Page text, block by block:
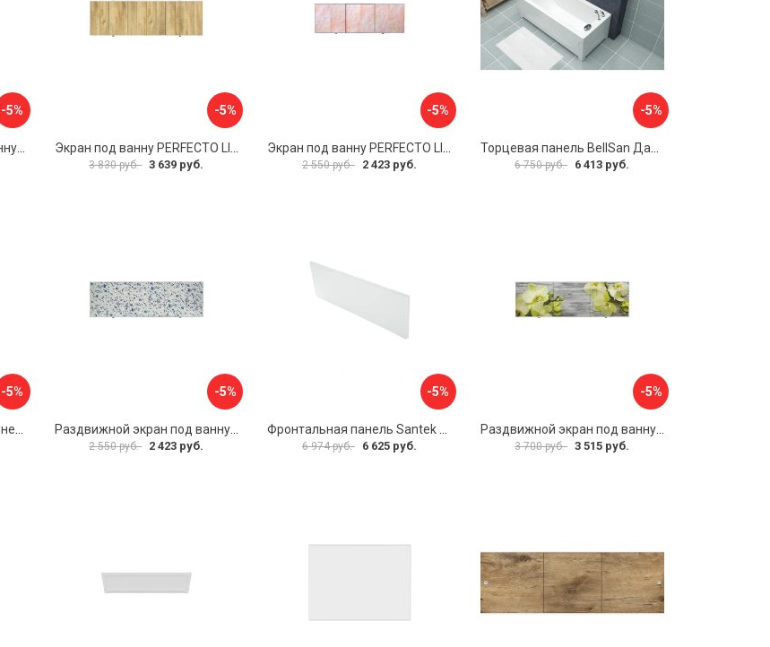
-5% -5%
3 830 руб. 3 639 руб.
-5%
2 550 руб. 2 423 руб.
-5%
6 750 руб. 6 413 руб.
-5%
Фронтальная панель к ванне Мия Aquatek 00000089315
-5%
Раздвижной экран под ванну PERFECTO LINEA 36-001511
2 550 руб. 2 423 руб.
-5%
Фронтальная панель Santek 1.WH30.2.498 00000067322
6 974 руб. 6 625 руб.
-5%
Раздвижной экран под ванну PERFECTO LINEA 36-031509
3 700 руб. 3 515 руб.